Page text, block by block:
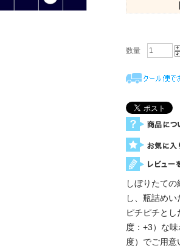
数量
しぼりたて
し、瓶詰めい
ピチピチと
度：+3）な
度）でご用意